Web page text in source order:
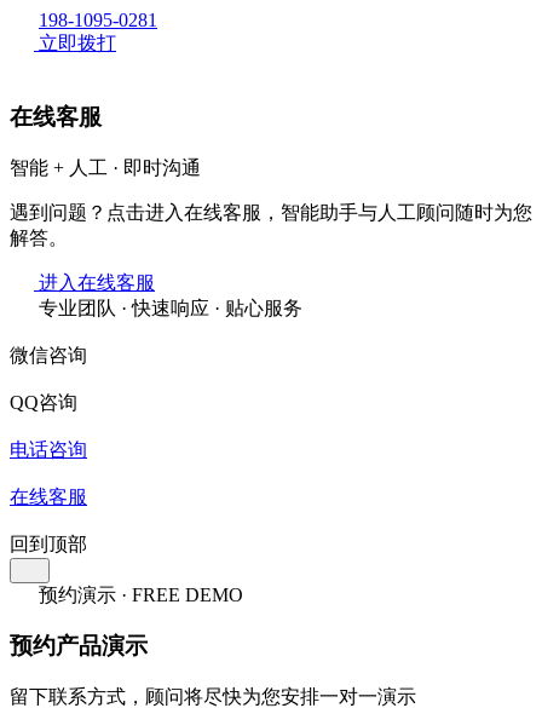
198-1095-0281
立即拨打
在线客服
智能 + 人工 · 即时沟通
遇到问题？点击进入在线客服，智能助手与人工顾问随时为您
解答。
进入在线客服
专业团队 · 快速响应 · 贴心服务
微信咨询
QQ咨询
电话咨询
在线客服
回到顶部
预约演示 · FREE DEMO
预约产品演示
留下联系方式，顾问将尽快为您安排一对一演示